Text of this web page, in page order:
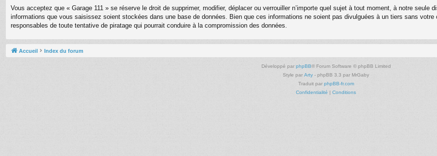
Vous acceptez que « Garage 111 » se réserve le droit de supprimer, modifier, déplacer ou verrouiller n’importe quel sujet à tout moment, à notre
informations que vous saisissez soient stockées dans une base de données. Bien que ces informations ne soient pas divulguées à un tiers sans
responsables de toute tentative de piratage qui pourrait conduire à la compromission des données.
Accueil Index du forum
Développé par phpBB® Forum Software © phpBB Limited
Style par Arty - phpBB 3.3 par MrGaby
Traduit par phpBB-fr.com
Confidentialité | Conditions